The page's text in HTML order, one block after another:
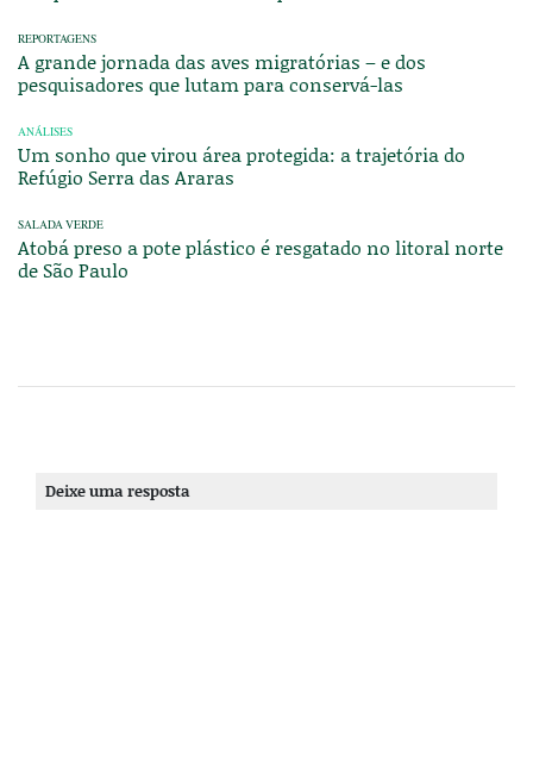
REPORTAGENS
A grande jornada das aves migratórias – e dos
pesquisadores que lutam para conservá-las
ANÁLISES
Um sonho que virou área protegida: a trajetória do
Refúgio Serra das Araras
SALADA VERDE
Atobá preso a pote plástico é resgatado no litoral norte
de São Paulo
Deixe uma resposta